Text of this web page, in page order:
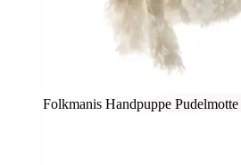
Folkmanis Handpuppe Pudelmotte